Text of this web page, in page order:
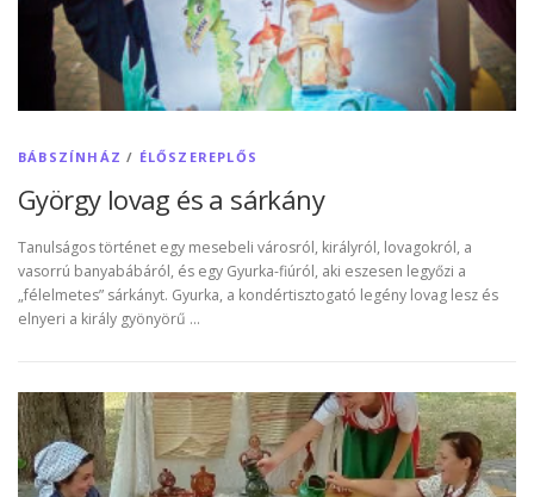
BÁBSZÍNHÁZ / ÉLŐSZEREPLŐS
György lovag és a sárkány
Tanulságos történet egy mesebeli városról, királyról, lovagokról, a
vasorrú banyabábáról, és egy Gyurka-fiúról, aki eszesen legyőzi a
„félelmetes” sárkányt. Gyurka, a kondértisztogató legény lovag lesz és
elnyeri a király gyönyörű …